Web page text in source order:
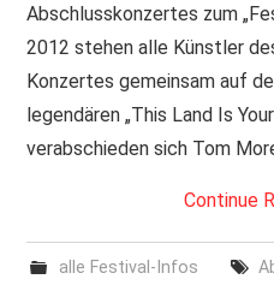
Abschlusskonzertes zum
2012 stehen alle Künstler
Konzertes gemeinsam auf
legendären „This Land Is
verabschieden sich Tom
Continue
alle Festival-Infos